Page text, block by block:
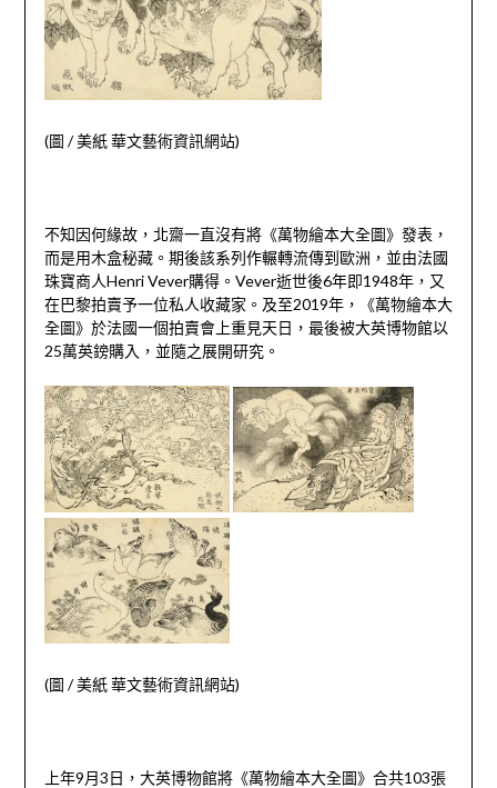
(圖 /美紙 華文藝術資訊網站)
不知因何緣故，北齋一直沒有將《萬物繪本大全圖》發表，
而是用木盒秘藏。期後該系列作輾轉流傳到歐洲，並由法國
珠寶商人Henri Vever購得。 Vever逝世後6年即1948年，又
在巴黎拍賣予一位私人收藏家。及至2019年，《萬物繪本大
全圖》於法國一個拍賣會上重見天日，最後被大英博物館以
25萬英鎊購入，並隨之展開研究。
(圖 /美紙 華文藝術資訊網站)
上年9月3日，大英博物館將《萬物繪本大全圖》合共103張